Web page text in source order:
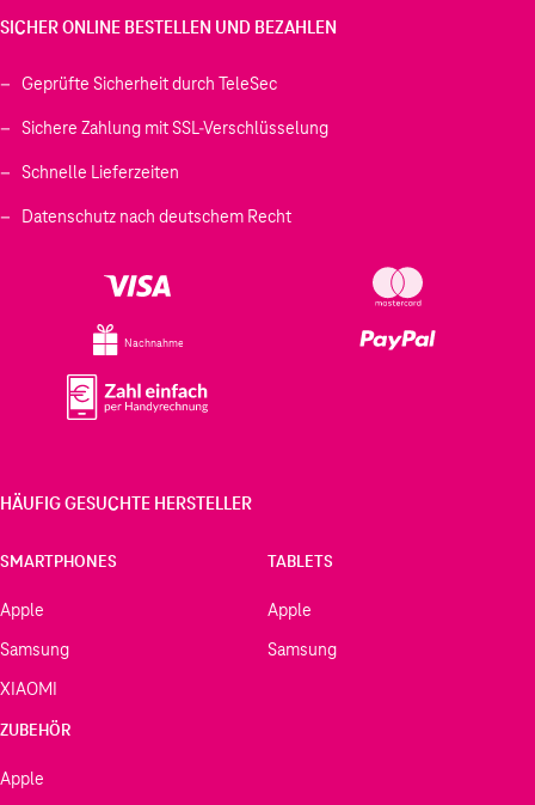
SICHER ONLINE BESTELLEN UND BEZAHLEN
Geprüfte Sicherheit durch TeleSec
Sichere Zahlung mit SSL-Verschlüsselung
Schnelle Lieferzeiten
Datenschutz nach deutschem Recht
Nachnahme
HÄUFIG GESUCHTE HERSTELLER
SMARTPHONES
Apple
Samsung
XIAOMI
TABLETS
Apple
Samsung
ZUBEHÖR
Apple